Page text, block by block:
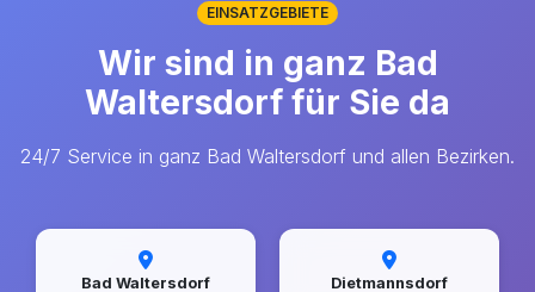
EINSATZGEBIETE
Wir sind in ganz Bad
Waltersdorf für Sie da
24/7 Service in ganz Bad Waltersdorf und allen Bezirken.
Bad Waltersdorf Dietmannsdorf